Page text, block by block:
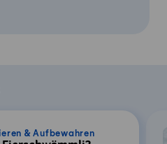
Datenverarbeitung
Details finden
& Aufbewahren